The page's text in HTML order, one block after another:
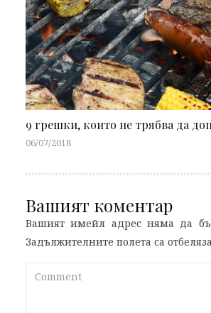
9 грешки, които не трябва да
06/07/2018
Вашият коментар
Вашият имейл адрес няма да
Задължителните полета са
Comment